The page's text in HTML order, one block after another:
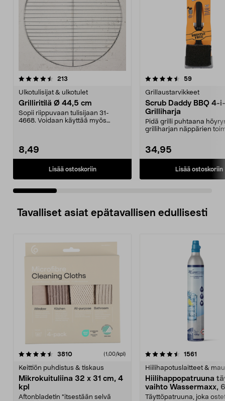
213
Ulkotulisijat & ulkotulet
Grilliritilä Ø 44,5 cm
Sopii riippuvaan tulisijaan 31-
4668. Voidaan käyttää myös
8,49
Lisää ostoskoriin
4.5 viidestä
59arvostelut
Grillaustarvikkeet
Scrub Daddy BBQ 4-
Grilliharja
Pidä grilli puhtaana
grilliharjan näppärien
34,95
Lisää ostoskoriin
4.5 viidestä
Tavalliset asiat epätavallisen edullisesti
3810arvostelut (1,00/kpl)
Keittiön puhdistus & tiskaus
Mikrokuituliina 32 x 31 cm, 4
kpl
Aftonbladetin "itsestään selvä
4.5viidestä
1561
Hiilihapotuslaitteet &
Hiilihappopatruuna
vaihto Wassermaxx,
Täyttöpatruuna, joka
4.5viidestä